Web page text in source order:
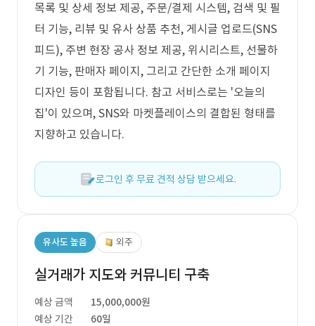
목록 및 상세 정보 제공, 주문/결제 시스템, 검색 및 필
터 기능, 리뷰 및 유사 상품 추천, 게시글 업로드(SNS
피드), 주변 현장 공사 정보 제공, 위시리스트, 선물하
기 기능, 판매자 페이지, 그리고 간단한 소개 페이지
디자인 등이 포함됩니다. 참고 서비스로는 '오늘의
집'이 있으며, SNS와 마켓플레이스의 결합된 형태를
지향하고 있습니다.
로그인 후 무료 견적 상담 받으세요.
유사도 높음 외주
실거래가 지도와 커뮤니티 구축
예상 금액
15,000,000원
예상 기간
60일